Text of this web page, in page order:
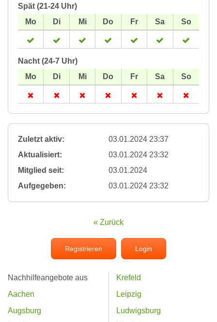
Spät (21-24 Uhr)
Nacht (24-7 Uhr)
Zuletzt aktiv:
03.01.2024 23:37
Aktualisiert:
03.01.2024 23:32
Mitglied seit:
03.01.2024
Aufgegeben:
03.01.2024 23:32
« Zurück
Registrieren Login
Nachhilfeangebote aus
Aachen
Augsburg
Krefeld
Leipzig
Ludwigsburg